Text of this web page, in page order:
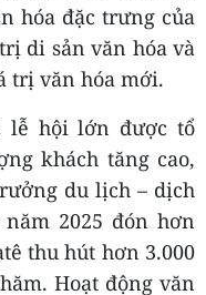
hóa đặc trưng của
di sản văn hóa và
trị văn hóa mới.
lễ hội lớn được tổ
khách tăng cao,
du lịch – dịch
2025 đón hơn
thu hút hơn 3.000
Hoạt động văn